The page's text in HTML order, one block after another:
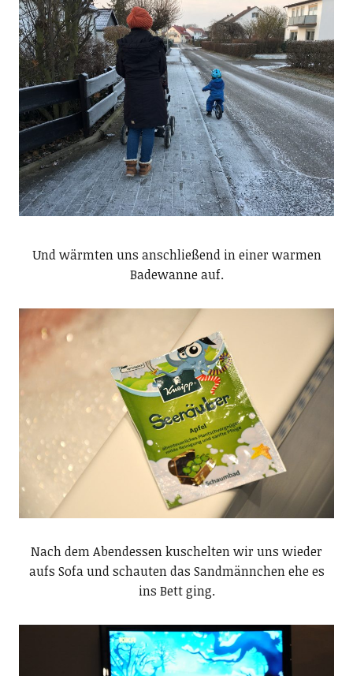
Und wärmten uns anschließend in einer warmen
Badewanne auf.
Nach dem Abendessen kuschelten wir uns wieder
aufs Sofa und schauten das Sandmännchen ehe es
ins Bett ging.